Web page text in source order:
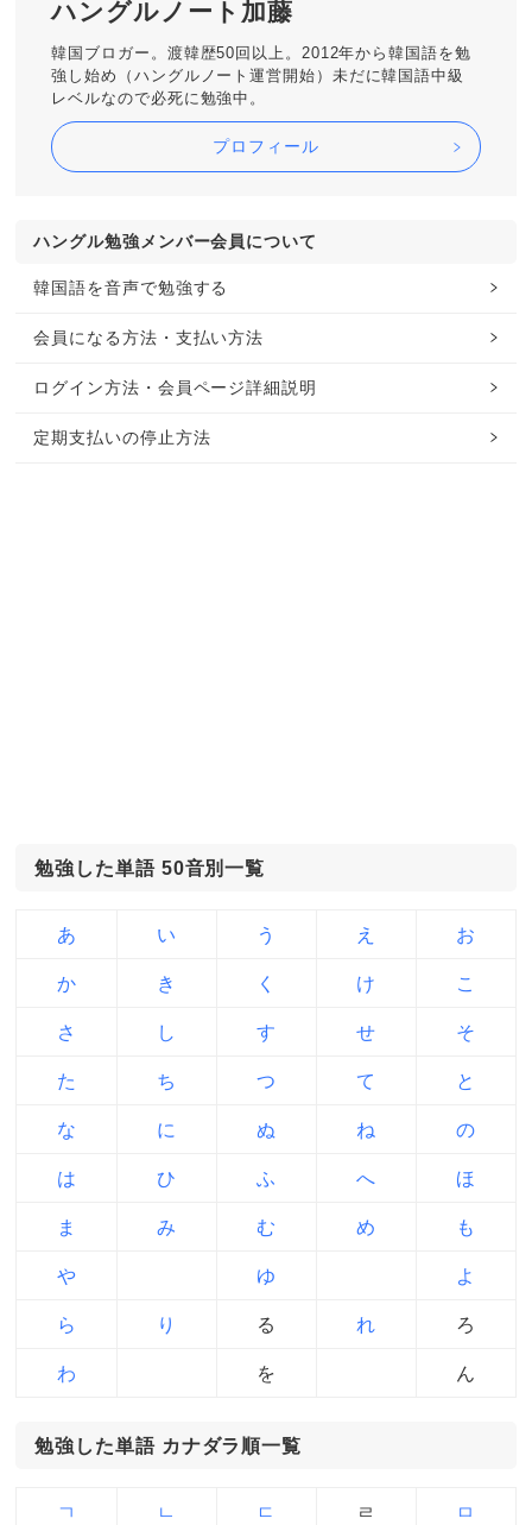
ハングルノート加藤
韓国ブロガー。渡韓歴50回以上。2012年から韓国語を勉
強し始め（ハングルノート運営開始）未だに韓国語中級
レベルなので必死に勉強中。
プロフィール
ハングル勉強メンバー会員について
韓国語を音声で勉強する
会員になる方法・支払い方法
ログイン方法・会員ページ詳細説明
定期支払いの停止方法
勉強した単語 50音別一覧
あ い う え お
か き く け こ
さ し す せ そ
た ち つ て と
な に ぬ ね の
は ひ ふ へ ほ
ま み む め も
や ゆ よ
ら り る れ ろ
わ を ん
勉強した単語 カナダラ順一覧
ㄱ ㄴ ㄷ ㄹ ㅁ